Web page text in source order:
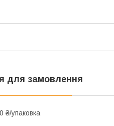
для замовлення
₴/упаковка